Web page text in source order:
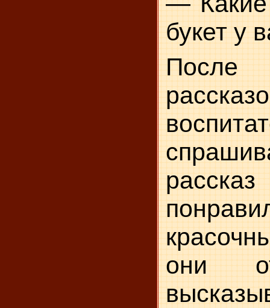
букет у
После
они